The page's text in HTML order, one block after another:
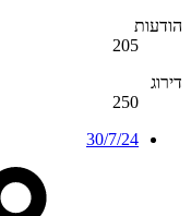
הודעות
205
דירוג
250
30/7/24